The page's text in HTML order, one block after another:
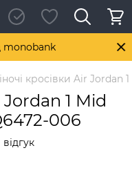
monobank
кросівки Air Jordan
1 Mid
006